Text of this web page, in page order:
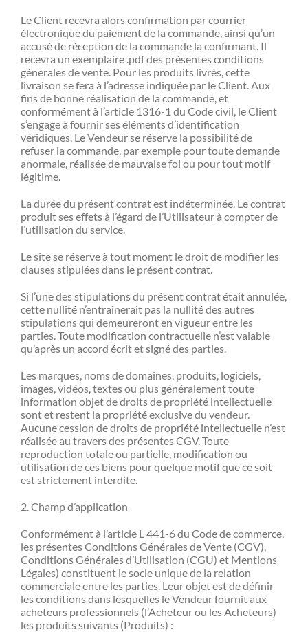
Le Client recevra alors confirmation par courrier
électronique du paiement de la commande, ainsi qu’un
accusé de réception de la commande la confirmant. Il
recevra un exemplaire .pdf des présentes conditions
générales de vente. Pour les produits livrés, cette
livraison se fera à l’adresse indiquée par le Client. Aux
fins de bonne réalisation de la commande, et
conformément à l’article 1316-1 du Code civil, le Client
s’engage à fournir ses éléments d’identification
véridiques. Le Vendeur se réserve la possibilité de
refuser la commande, par exemple pour toute demande
anormale, réalisée de mauvaise foi ou pour tout motif
légitime.
La durée du présent contrat est indéterminée. Le contrat
produit ses effets à l’égard de l’Utilisateur à compter de
l’utilisation du service.
Le site se réserve à tout moment le droit de modifier les
clauses stipulées dans le présent contrat.
Si l’une des stipulations du présent contrat était annulée,
cette nullité n’entraînerait pas la nullité des autres
stipulations qui demeureront en vigueur entre les
parties. Toute modification contractuelle n’est valable
qu’après un accord écrit et signé des parties.
Les marques, noms de domaines, produits, logiciels,
images, vidéos, textes ou plus généralement toute
information objet de droits de propriété intellectuelle
sont et restent la propriété exclusive du vendeur.
Aucune cession de droits de propriété intellectuelle n’est
réalisée au travers des présentes CGV. Toute
reproduction totale ou partielle, modification ou
utilisation de ces biens pour quelque motif que ce soit
est strictement interdite.
2. Champ d’application
Conformément à l’article L 441-6 du Code de commerce,
les présentes Conditions Générales de Vente (CGV),
Conditions Générales d’Utilisation (CGU) et Mentions
Légales) constituent le socle unique de la relation
commerciale entre les parties. Leur objet est de définir
les conditions dans lesquelles le Vendeur fournit aux
acheteurs professionnels (l’Acheteur ou les Acheteurs)
les produits suivants (Produits) :